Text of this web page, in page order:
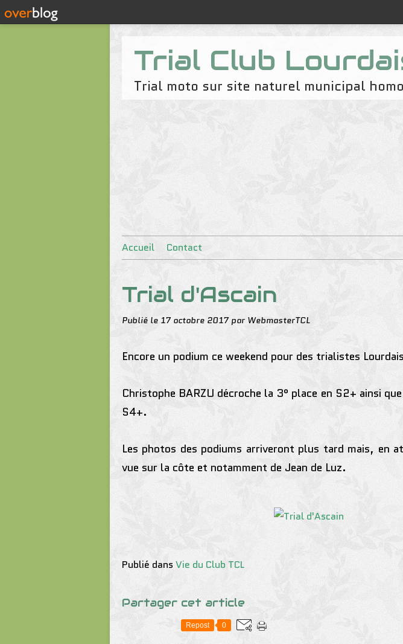
Trial Club
Trial moto sur site naturel municipal
Accueil Contact
Trial d'Ascain
Publié le 17 octobre 2017 par WebmasterTCL
Encore un podium ce weekend pour des trialistes
Christophe BARZU décroche la 3° place en S2+ ainsi
S4+.
Les photos des podiums arriveront plus tard mais, en
vue sur la côte et notamment de Jean de Luz.
Publié dans Vie du Club TCL
Partager cet article
Repost 0